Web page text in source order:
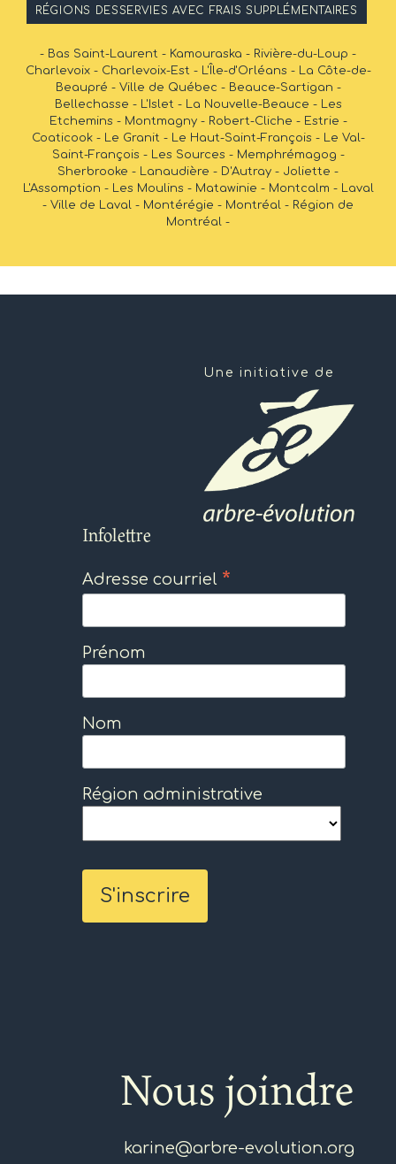
RÉGIONS DESSERVIES AVEC FRAIS SUPPLÉMENTAIRES
- Bas Saint-Laurent - Kamouraska - Rivière-du-Loup -
Charlevoix - Charlevoix-Est - L'Île-d'Orléans - La Côte-de-
Beaupré - Ville de Québec - Beauce-Sartigan -
Bellechasse - L'Islet - La Nouvelle-Beauce - Les
Etchemins - Montmagny - Robert-Cliche - Estrie -
Coaticook - Le Granit - Le Haut-Saint-François - Le Val-
Saint-François - Les Sources - Memphrémagog -
Sherbrooke - Lanaudière - D'Autray - Joliette -
L'Assomption - Les Moulins - Matawinie - Montcalm - Laval
- Ville de Laval - Montérégie - Montréal - Région de
Montréal -
Une initiative de
Infolettre
Adresse courriel *
Prénom
Nom
Région administrative
Nous joindre
karine@arbre-evolution.org